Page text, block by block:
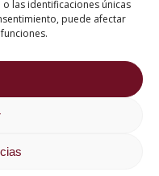
las identificaciones únicas
puede afectar
de cookies